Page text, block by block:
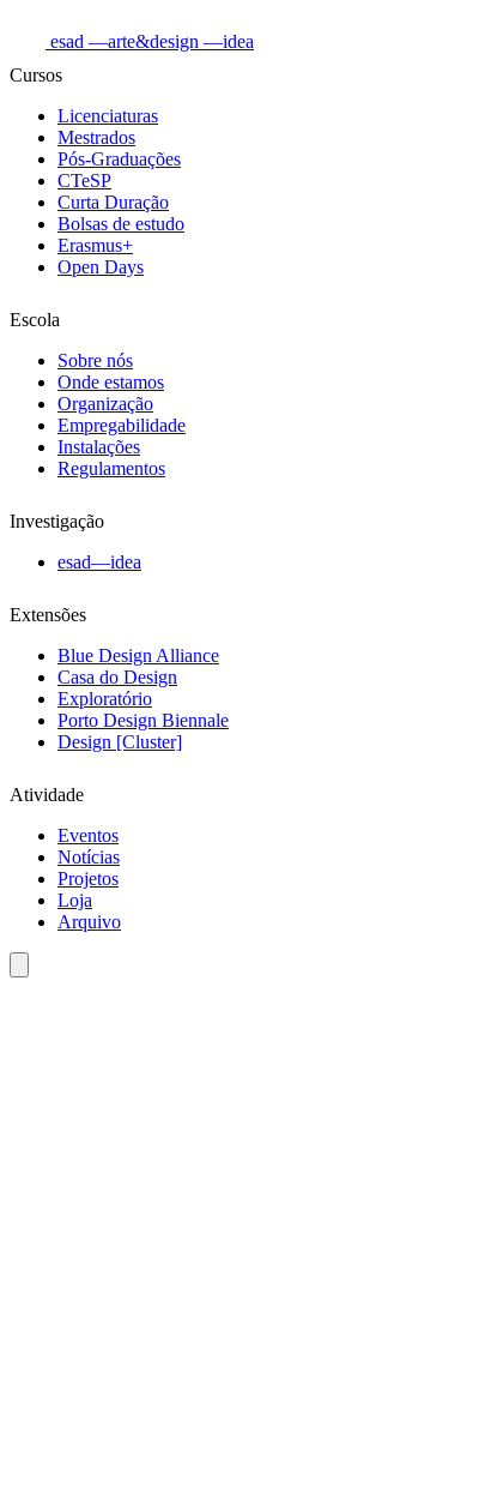
esad —arte&design —idea
Cursos
Licenciaturas
Mestrados
Pós-Graduações
CTeSP
Curta Duração
Bolsas de estudo
Erasmus+
Open Days
Escola
Sobre nós
Onde estamos
Organização
Empregabilidade
Instalações
Regulamentos
Investigação
esad—idea
Extensões
Blue Design Alliance
Casa do Design
Exploratório
Porto Design Biennale
Design [Cluster]
Atividade
Eventos
Notícias
Projetos
Loja
Arquivo